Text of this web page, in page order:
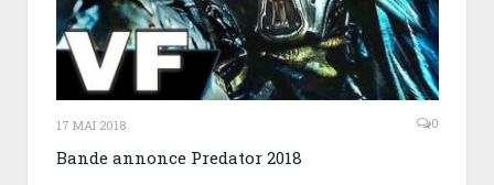
17 MAI 2018 0
Bande annonce Predator 2018